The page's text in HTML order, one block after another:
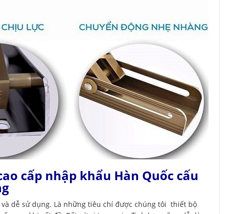
cấp nhập khẩu Hàn Quốc cấu
dễ sử dụng. Là những tiêu chí được chúng tôi thiết bộ